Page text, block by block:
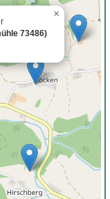
73486)
×